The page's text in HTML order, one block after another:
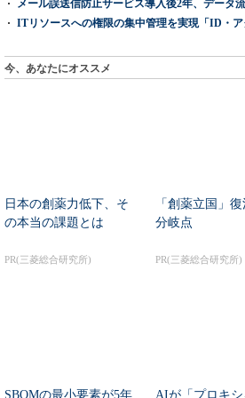
メール誤送信防止サービス導入後2年、データ
ITリソースへの権限の集中管理を実現「ID・
今、あなたにオススメ
日本の創薬力低下、そ
の本当の課題とは
PR(三菱総合研究所)
「創薬立国」
分岐点
PR(三菱総合研究所)
SBOMの最小要素が5年 AIが「プロキ